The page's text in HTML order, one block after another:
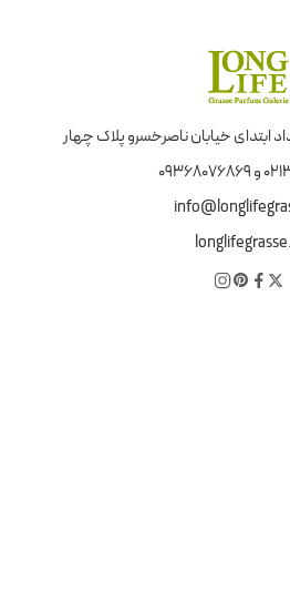
ابتدای خیابان ناصرخسرو پلاک چهار